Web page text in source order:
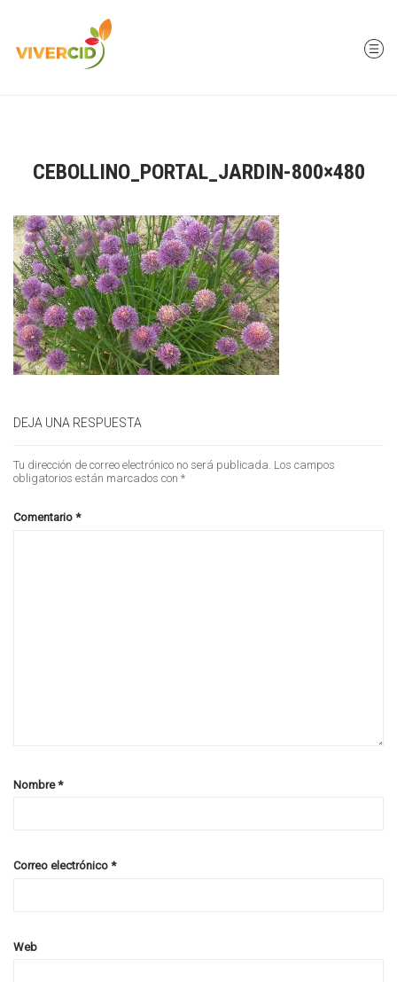
CEBOLLINO_PORTAL_JARDIN-800×480
DEJA UNA RESPUESTA
Tu dirección de correo electrónico no será publicada. Los campos
obligatorios están marcados con *
Comentario *
Nombre*
Correo electrónico *
Web